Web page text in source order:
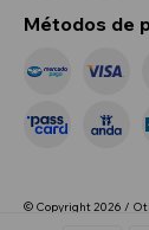
Métodos de
© Copyright 2026 /